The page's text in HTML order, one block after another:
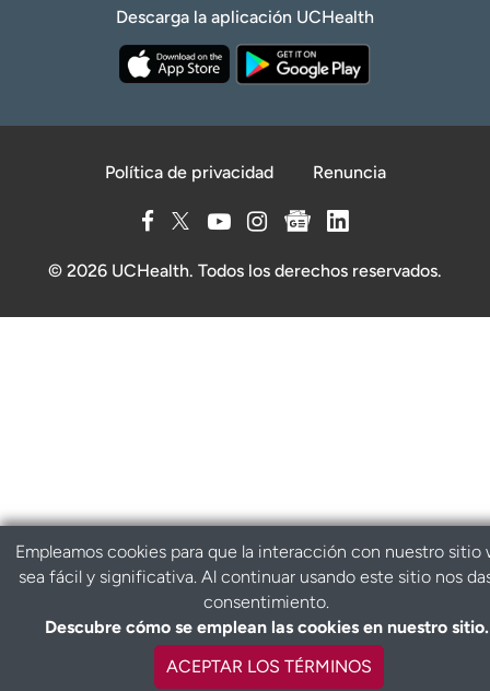
Descarga la aplicación UCHealth
Política de privacidad Renuncia
© 2026 UCHealth. Todos los derechos reservados.
Empleamos cookies para que la interacción con nuestro sitio
sea fácil y significativa. Al continuar usando este sitio nos
consentimiento.
Descubre cómo se emplean las cookies en nuestro sitio.
ACEPTAR LOS TÉRMINOS